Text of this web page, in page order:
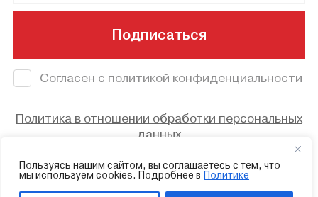
Пользуясь нашим сайтом, вы соглашаетесь с тем, что
мы используем cookies. Подробнее в Политике
© 2023 - Смоленский областной центр
народного творчества
Политика в отношении обработки персональных
данных
Подписаться
Согласен с политикой конфиденциальности